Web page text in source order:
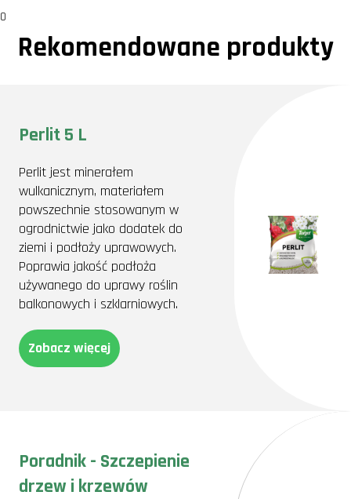
0
Rekomendowane produkty
Perlit 5 L
Perlit jest minerałem
wulkanicznym, materiałem
powszechnie stosowanym w
ogrodnictwie jako dodatek do
ziemi i podłoży uprawowych.
Poprawia jakość podłoża
używanego do uprawy roślin
balkonowych i szklarniowych.
Zobacz więcej
Poradnik - Szczepienie
drzew i krzewów